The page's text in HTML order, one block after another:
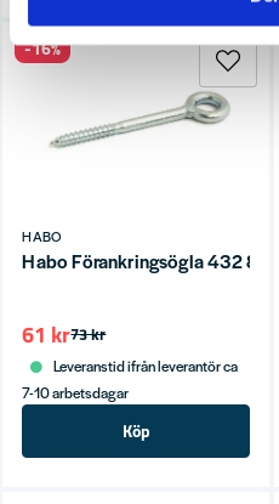
HABO
Habo Förankringsögla 432
73 kr
61 kr
Leveranstid ifrån leverantör ca
7-10 arbetsdagar
Köp
-16%